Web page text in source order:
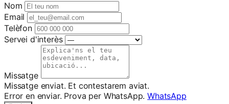
Nom
Email
Telèfon
Servei d'interès
Missatge
Missatge enviat. Et contestarem aviat.
Error en enviar. Prova per WhatsApp.WhatsApp